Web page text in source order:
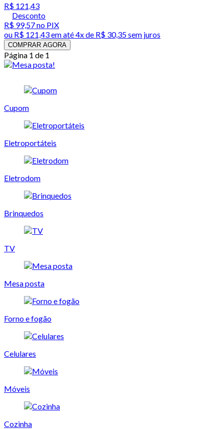
R$ 121,43
Desconto
R$ 99,57no PIX
ou R$ 121,43em até4x de R$ 30,35 sem juros
COMPRAR AGORA
Página 1 de 1
Cupom
Eletroportáteis
Eletrodom
Brinquedos
TV
Mesa posta
Forno e fogão
Celulares
Móveis
Cozinha